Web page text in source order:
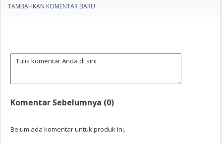
TAMBAHKAN KOMENTAR BARU
Komentar Sebelumnya (0)
Belum ada komentar untuk produk ini.